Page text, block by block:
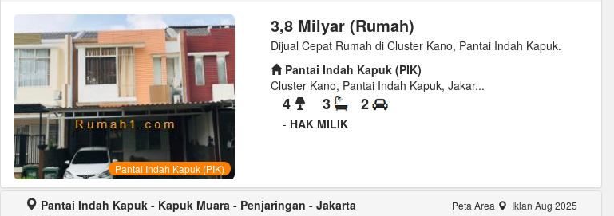
Pantai Indah Kapuk (PIK)
3,8 Milyar (Rumah)
Dijual Cepat Rumah di Cluster Kano, Pantai Indah Kapuk.
Pantai Indah Kapuk (PIK)
Cluster Kano, Pantai Indah Kapuk, Jakar...
4 3 2
- HAK MILIK
Pantai Indah Kapuk - Kapuk Muara - Penjaringan - Jakarta
Peta Area Iklan Aug 2025